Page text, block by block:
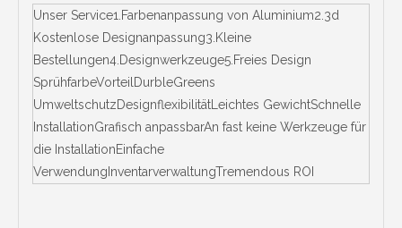
Unser Service1.Farbenanpassung von Aluminium2.3d
Kostenlose Designanpassung3.Kleine
Bestellungen4.Designwerkzeuge5.Freies Design
SprühfarbeVorteilDurbleGreens
UmweltschutzDesignflexibilitätLeichtes GewichtSchnelle
InstallationGrafisch anpassbarAn fast keine Werkzeuge für
die InstallationEinfache
VerwendungInventarverwaltungTremendous ROI